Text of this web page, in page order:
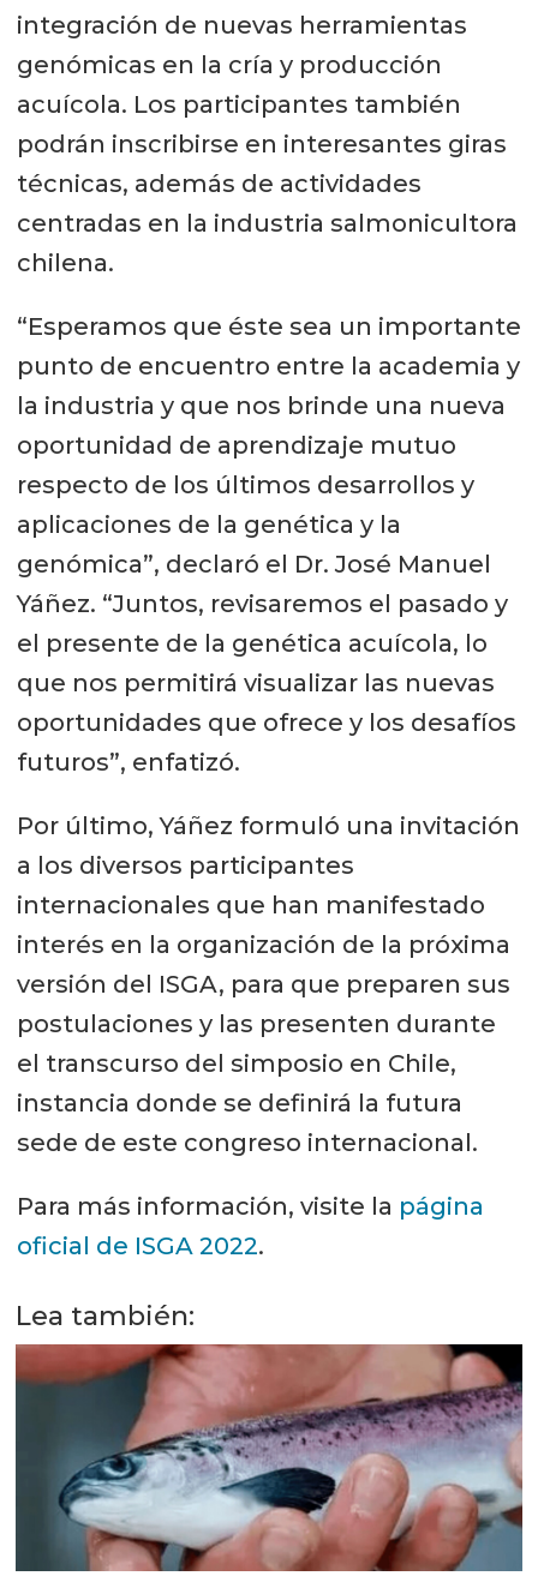
integración de nuevas herramientas
genómicas en la cría y producción
acuícola. Los participantes también
podrán inscribirse en interesantes giras
técnicas, además de actividades
centradas en la industria salmonicultora
chilena.
“Esperamos que éste sea un importante
punto de encuentro entre la academia y
la industria y que nos brinde una nueva
oportunidad de aprendizaje mutuo
respecto de los últimos desarrollos y
aplicaciones de la genética y la
genómica”, declaró el Dr. José Manuel
Yáñez. “Juntos, revisaremos el pasado y
el presente de la genética acuícola, lo
que nos permitirá visualizar las nuevas
oportunidades que ofrece y los desafíos
futuros”, enfatizó.
Por último, Yáñez formuló una invitación
a los diversos participantes
internacionales que han manifestado
interés en la organización de la próxima
versión del ISGA, para que preparen sus
postulaciones y las presenten durante
el transcurso del simposio en Chile,
instancia donde se definirá la futura
sede de este congreso internacional.
Para más información, visite la página
oficial de ISGA 2022.
Lea también: